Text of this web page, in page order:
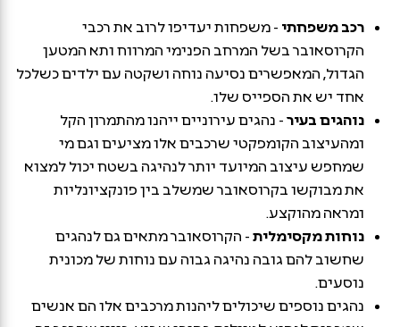
רכב משפחתי - משפחות יעדיפו לרוב את רכבי
הקרוסאובר בשל המרחב הפנימי המרווח ותא המטען
הגדול, המאפשרים נסיעה נוחה ושקטה עם ילדים כשלכל
אחד יש את הספייס שלו.
נוהגים בעיר - נהגים עירוניים ייהנו מהתמרון הקל
ומהעיצוב הקומפקטי שרכבים אלו מציעים וגם מי
שמחפש עיצוב המיועד יותר לנהיגה בשטח יכול למצוא
את מבוקשו בקרוסאובר שמשלב בין פונקציונליות
ומראה מהוקצע.
נוחות מקסימלית - הקרוסאובר מתאים גם לנהגים
שחשוב להם גובה נהיגה גבוה עם נוחות של מכונית
נוסעים.
נהגים נוספים שיכולים ליהנות מרכבים אלו הם אנשים